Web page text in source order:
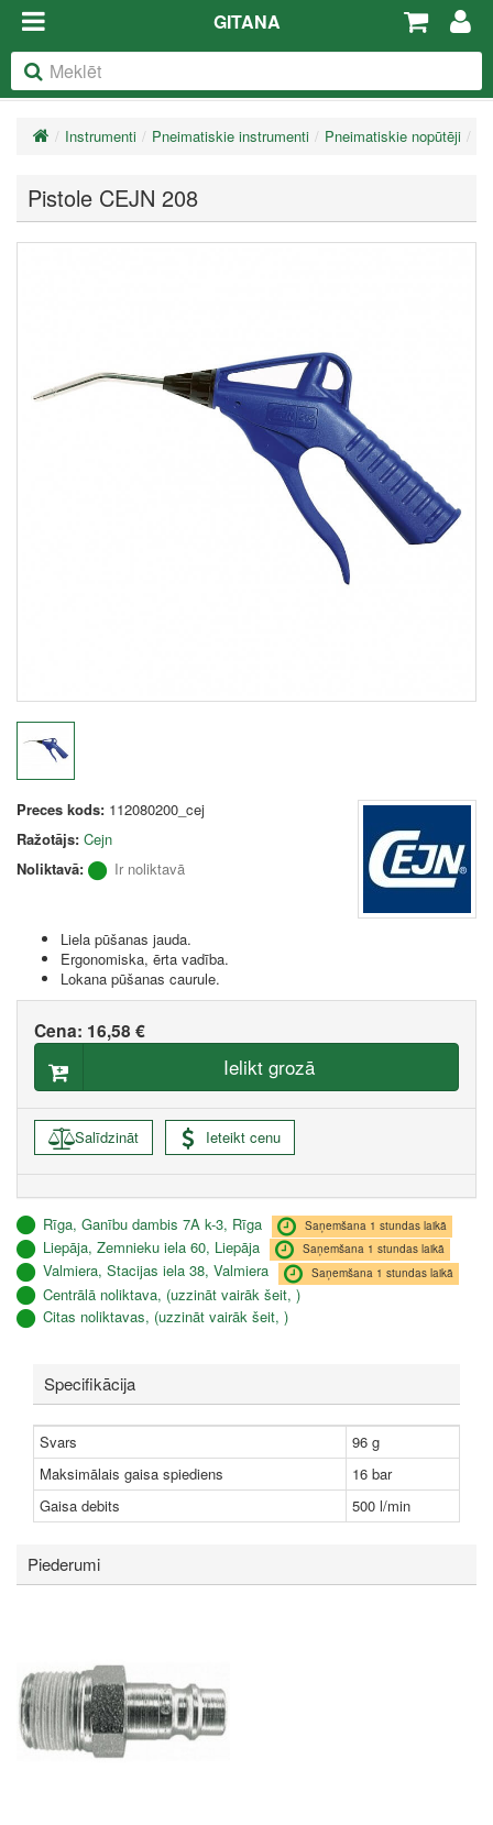
GITANA
Instrumenti Pneimatiskie instrumenti Pneimatiskie nopūtēji
Pistole CEJN 208
Preces kods: 112080200_cej
Ražotājs: Cejn
Noliktavā:
Ir noliktavā
Liela pūšanas jauda.
Ergonomiska, ērta vadība.
Lokana pūšanas caurule.
Cena: 16,58 €
Ielikt grozā
Salīdzināt Ieteikt cenu
Rīga, Ganību dambis 7A k-3, Rīga Saņemšana 1 stundas laikā
Liepāja, Zemnieku iela 60, Liepāja Saņemšana 1 stundas laikā
Valmiera, Stacijas iela 38, Valmiera Saņemšana 1 stundas laikā
Centrālā noliktava, (uzzināt vairāk šeit, )
Citas noliktavas, (uzzināt vairāk šeit, )
Specifikācija
Svars
96 g
Maksimālais gaisa spiediens
16 bar
Gaisa debits
500 l/min
Piederumi